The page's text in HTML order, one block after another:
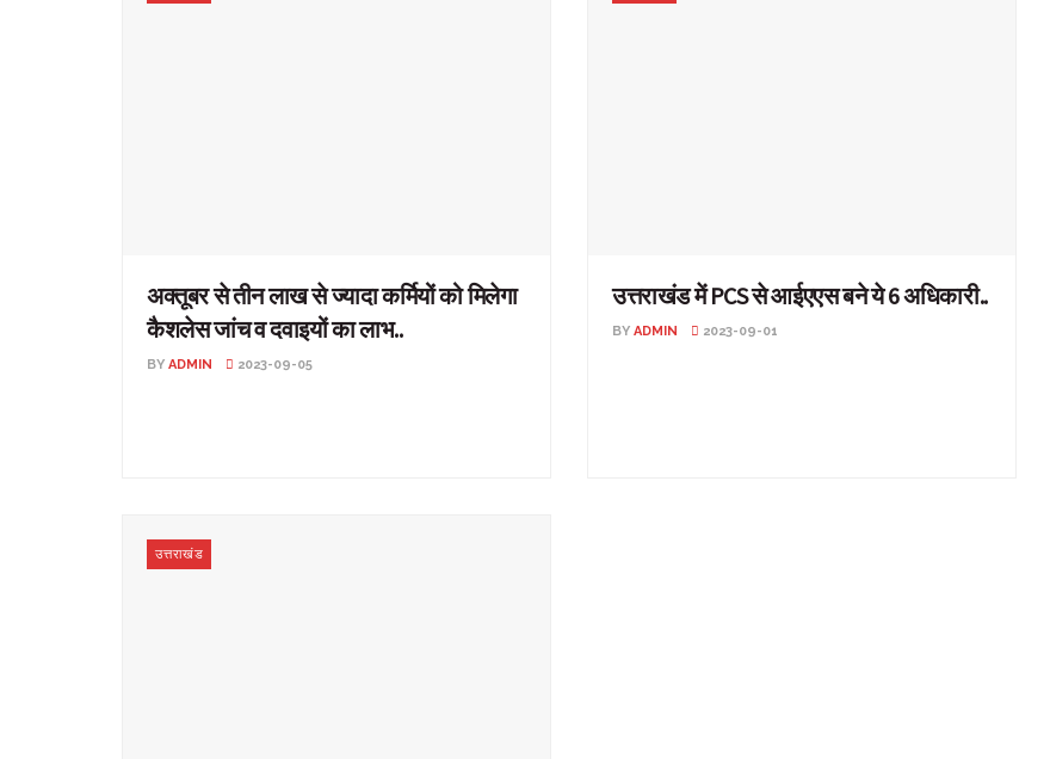
अक्तूबर से तीन लाख से ज्यादा कर्मियों को मिलेगा
कैशलेस जांच व दवाइयों का लाभ..
BY ADMIN 2023-09-05
उत्तराखंड में PCS से आईएएस बने ये 6 अधिकारी..
BY ADMIN 2023-09-01
उत्तराखंड